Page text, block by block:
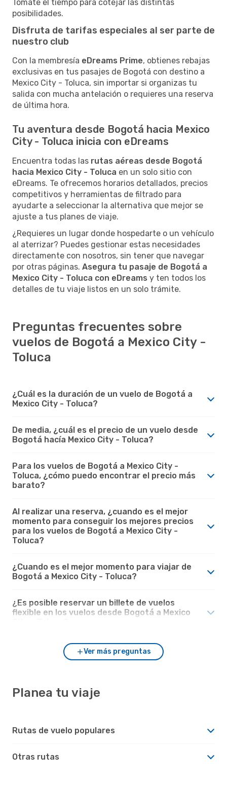
Tómate el tiempo para cotejar las distintas
posibilidades.
Disfruta de tarifas especiales al ser parte de
nuestro club
Con la membresía eDreams Prime, obtienes rebajas
exclusivas en tus pasajes de Bogotá con destino a
Mexico City - Toluca, sin importar si organizas tu
salida con mucha antelación o requieres una reserva
de última hora.
Tu aventura desde Bogotá hacia Mexico
City - Toluca inicia con eDreams
Encuentra todas las rutas aéreas desde Bogotá
hacia Mexico City - Toluca en un solo sitio con
eDreams. Te ofrecemos horarios detallados, precios
competitivos y herramientas de filtrado para
ayudarte a seleccionar la alternativa que mejor se
ajuste a tus planes de viaje.
¿Requieres un lugar donde hospedarte o un vehículo
al aterrizar? Puedes gestionar estas necesidades
directamente con nosotros, sin tener que navegar
por otras páginas. Asegura tu pasaje de Bogotá a
Mexico City - Toluca con eDreams y ten todos los
detalles de tu viaje listos en un solo trámite.
Preguntas frecuentes sobre
vuelos de Bogotá a Mexico City -
Toluca
¿Cuál es la duración de un vuelo de Bogotá a
Mexico City - Toluca?
De media, ¿cuál es el precio de un vuelo desde
Bogotá hacía Mexico City - Toluca?
Para los vuelos de Bogotá a Mexico City -
Toluca, ¿cómo puedo encontrar el precio más
barato?
Al realizar una reserva, ¿cuando es el mejor
momento para conseguir los mejores precios
para los vuelos de Bogotá a Mexico City -
Toluca?
¿Cuando es el mejor momento para viajar de
Bogotá a Mexico City - Toluca?
¿Es posible reservar un billete de vuelos
flexible en los vuelos desde Bogotá a Mexico
Ver más preguntas
Planea tu viaje
Rutas de vuelo populares
Otras rutas